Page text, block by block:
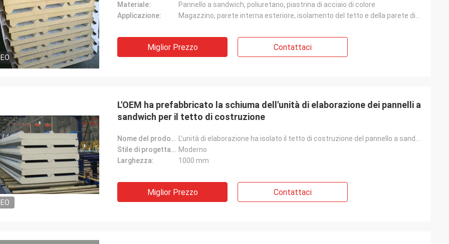
Materiale:
Pannello a sandwich, poliuretano, piastrina di acciaio di colore
Applicazione:
Miglior Prezzo Contattaci
L'OEM ha prefabbricato la schiuma dell'unità di elaborazione dei pannelli a
sandwich per il tetto di costruzione
Nome del prodotto:
Stile di progettazione: Moderno
Larghezza:
1000 mm
Miglior Prezzo Contattaci